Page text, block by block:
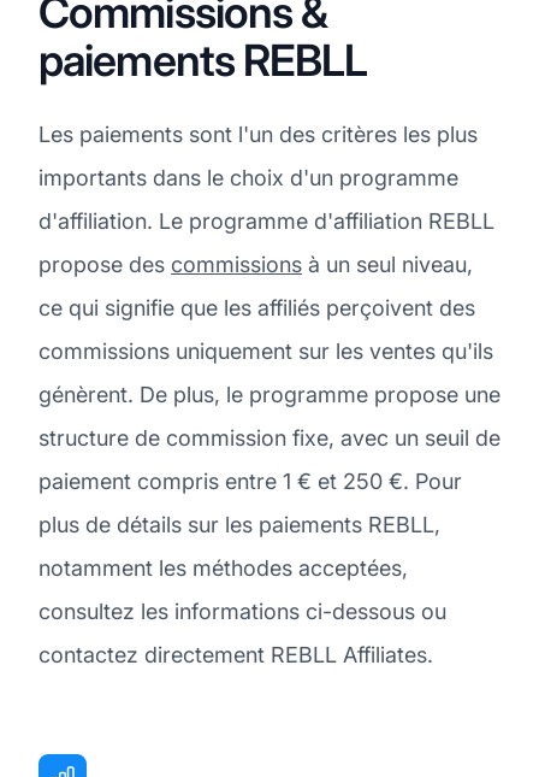
Commissions &
paiements REBLL
Les paiements sont l'un des critères les plus
importants dans le choix d'un programme
d'affiliation. Le programme d'affiliation REBLL
propose des commissions à un seul niveau,
ce qui signifie que les affiliés perçoivent des
commissions uniquement sur les ventes qu'ils
génèrent. De plus, le programme propose une
structure de commission fixe, avec un seuil de
paiement compris entre 1 € et 250 €. Pour
plus de détails sur les paiements REBLL,
notamment les méthodes acceptées,
consultez les informations ci-dessous ou
contactez directement REBLL Affiliates.